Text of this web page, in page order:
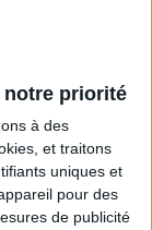
notre priorité
à des
et traitons
uniques et
pour des
de publicité
un commentaire